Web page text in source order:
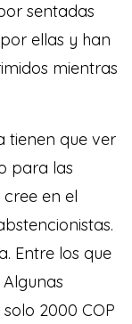
sentadas
ellas y han
mientras
tienen que ver
para las
en el
Entre los que
2000 COP